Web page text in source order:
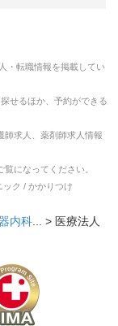
・転職情報を掲載してい
せるほか、予約ができる
師求人、薬剤師求人情報
になってください。
ック / かかりつけ
内科... > 医療法人